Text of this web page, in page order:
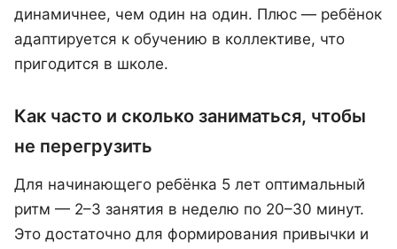
динамичнее, чем один на один. Плюс — ребёнок
адаптируется к обучению в коллективе, что
пригодится в школе.
Как часто и сколько заниматься, чтобы
не перегрузить
Для начинающего ребёнка 5 лет оптимальный
ритм — 2–3 занятия в неделю по 20–30 минут.
Это достаточно для формирования привычки и